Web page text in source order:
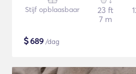
Stijf opblaasbaar
23 ft
7 m
$689 /dag